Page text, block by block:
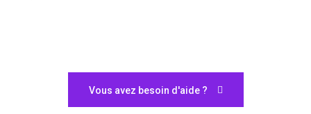
Vous avez besoin d'aide ?